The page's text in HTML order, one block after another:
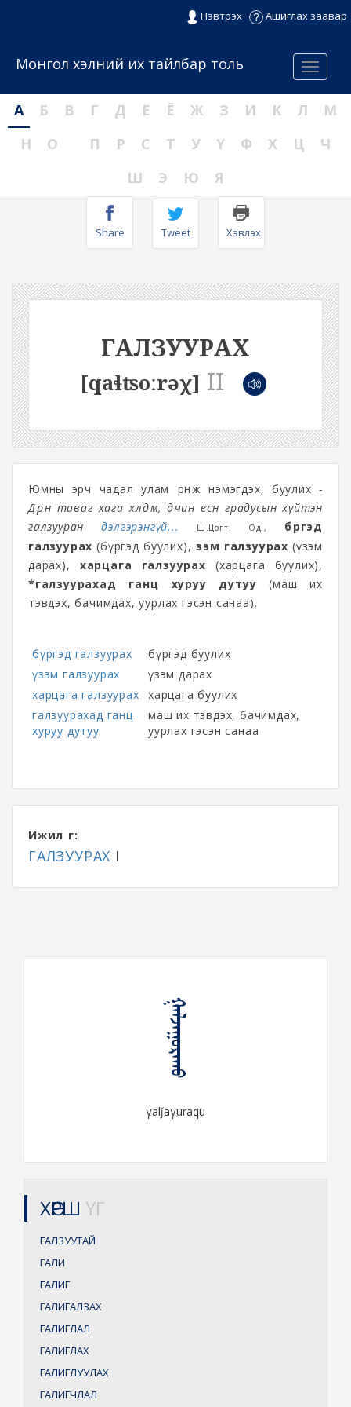
Нэвтрэх Ашиглах заавар
Menu
Монгол хэлний их тайлбар толь
А Б В Г Д Е Ё Ж З И К Л
М
Н
О П Р С Т У Ү Ф Х Ц
Ч
Ш
Э Ю Я
Share Tweet Хэвлэх
ГАЛЗУУРАХ
[qaɬʦoːrəχ] II
Юмны эрч чадал улам өрнөж нэмэгдэх, буулих-
Дөрөөн таваг хага хөлдөм, дөчин есөн градусын хүйтэн
галзуурандэлгэрэнгүй... Ш.Цогт. Од.,
бүргэд
галзуурах (бүргэд буулих), үзэм галзуурах (үзэм
дарах), харцага галзуурах (харцага буулих),
*галзуурахад ганц хуруу дутуу (маш их
тэвдэх, бачимдах, уурлах гэсэн санаа).
бүргэд галзуурах
бүргэд буулих
үзэм галзуурах
үзэм дарах
харцага галзуурах
харцага буулих
галзуурахад ганц
хуруу дутуу
маш их тэвдэх, бачимдах,
уурлах гэсэн санаа
Ижил үг:
ГАЛЗУУРАХ I
ᠭᠠᠯᠵᠠᠭᠤᠷᠠᠬᠤ
γalǰaγuraqu
ХӨРШ ҮГ
ГАЛЗУУТАЙ
ГАЛИ
ГАЛИГ
ГАЛИГАЛЗАХ
ГАЛИГЛАЛ
ГАЛИГЛАХ
ГАЛИГЛУУЛАХ
ГАЛИГЧЛАЛ